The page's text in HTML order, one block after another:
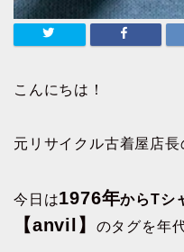
こんにちは！
元リサイクル古着屋店長
今日は1976年からTシ
【anvil】 のタグを年